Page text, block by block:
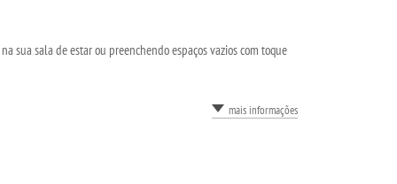
sua sala de estar ou preenchendo espaços vazios com toque
mais informações